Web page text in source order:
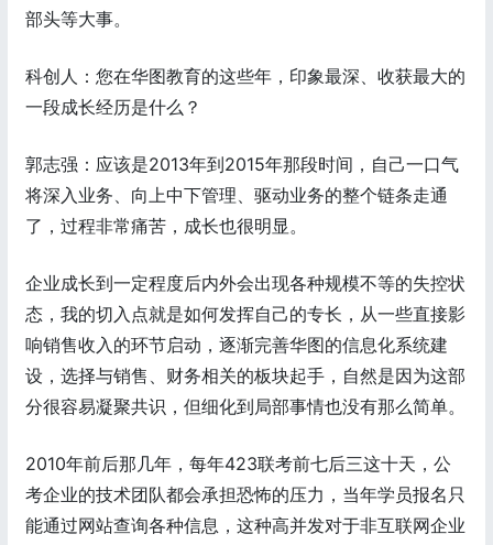
部头等大事。
科创人：您在华图教育的这些年，印象最深、收获最大的
一段成长经历是什么？
郭志强：应该是2013年到2015年那段时间，自己一口气
将深入业务、向上中下管理、驱动业务的整个链条走通
了，过程非常痛苦，成长也很明显。
企业成长到一定程度后内外会出现各种规模不等的失控状
态，我的切入点就是如何发挥自己的专长，从一些直接影
响销售收入的环节启动，逐渐完善华图的信息化系统建
设，选择与销售、财务相关的板块起手，自然是因为这部
分很容易凝聚共识，但细化到局部事情也没有那么简单。
2010年前后那几年，每年423联考前七后三这十天，公
考企业的技术团队都会承担恐怖的压力，当年学员报名只
能通过网站查询各种信息，这种高并发对于非互联网企业